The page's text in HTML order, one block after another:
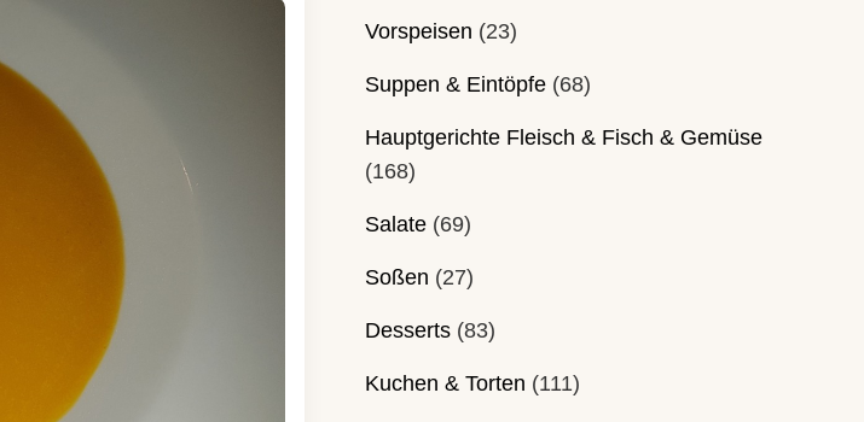
Vorspeisen (23)
Suppen & Eintöpfe(68)
Hauptgerichte Fleisch & Fisch & Gemüse
(168)
Salate(69)
Soßen (27)
Desserts(83)
Kuchen & Torten (111)